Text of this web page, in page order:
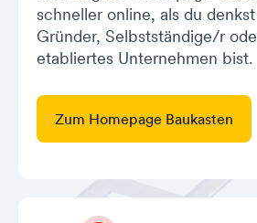
schneller online, als du
Gründer, Selbstständige/r
etabliertes Unternehmen bist.
Zum Homepage Baukasten